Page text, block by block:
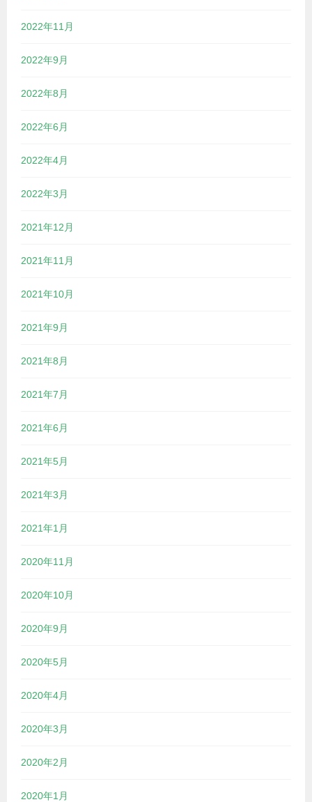
2022年11月
2022年9月
2022年8月
2022年6月
2022年4月
2022年3月
2021年12月
2021年11月
2021年10月
2021年9月
2021年8月
2021年7月
2021年6月
2021年5月
2021年3月
2021年1月
2020年11月
2020年10月
2020年9月
2020年5月
2020年4月
2020年3月
2020年2月
2020年1月